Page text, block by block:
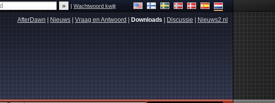
|Wachtwoord kwijt
AfterDawn Nieuws Vraag en Antwoord Downloads Discussie Nieuws2.nl